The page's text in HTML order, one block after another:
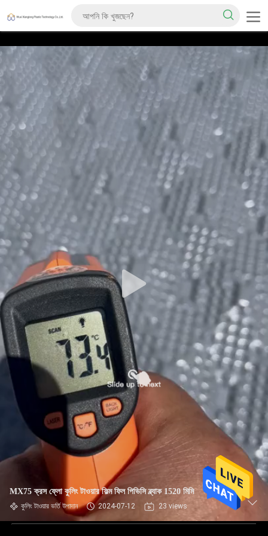
MX75 ক্রস ফ্লো কুলিং টাওয়ার ফিল্ম ফিল পিভিসি ব্ল্যাক 1520 মিমি
কুলিং টাওয়ার ভর্তি উপাদান 2024-07-12 23 views